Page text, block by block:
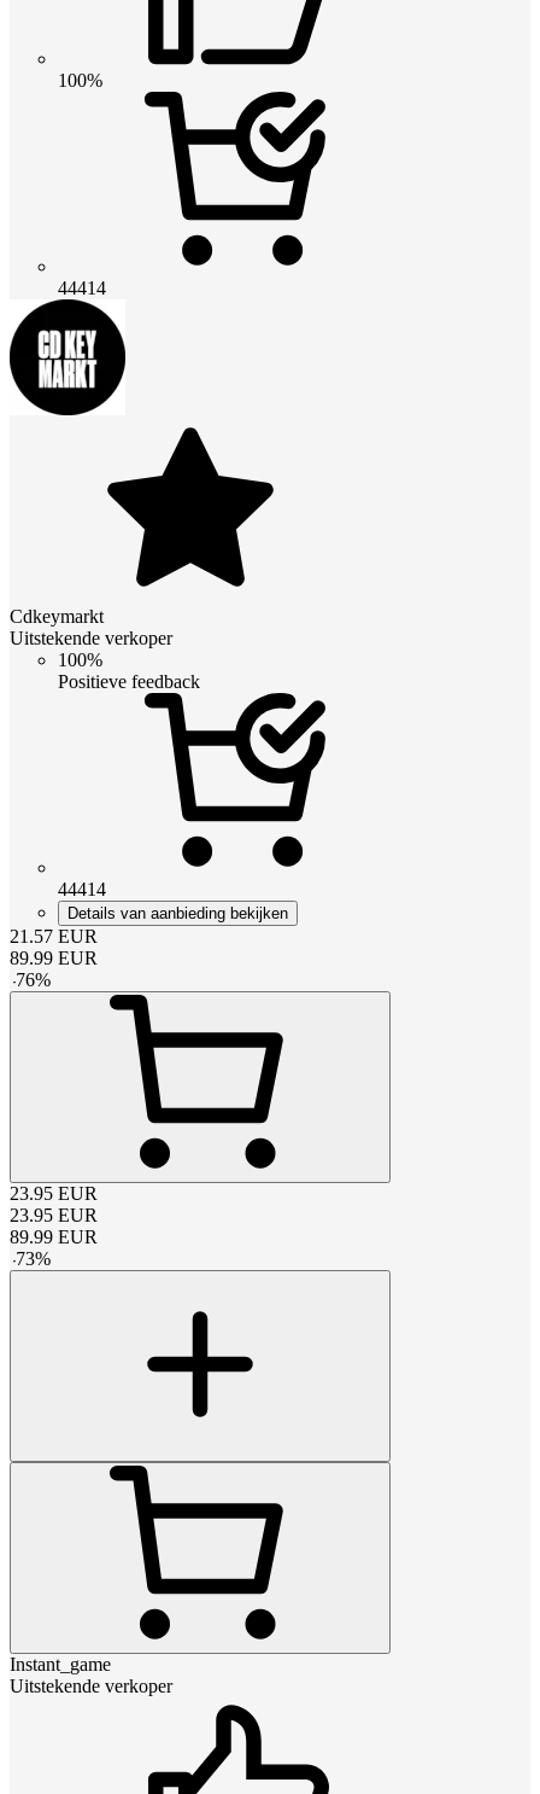
100%
44414
Cdkeymarkt
Uitstekende verkoper
100%
Positieve feedback
44414
Details van aanbieding bekijken
21.57 EUR
89.99 EUR
-76%
23.95 EUR
23.95 EUR
89.99 EUR
-73%
Instant_game
Uitstekende verkoper